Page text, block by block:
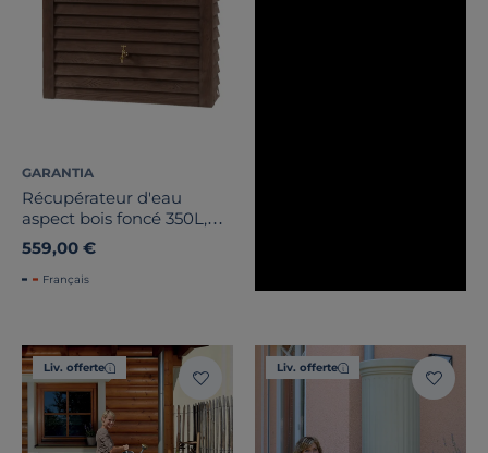
GARANTIA
Récupérateur d'eau
aspect bois foncé 350L,
Woody
559,00 €
Français
Liv. offerte Liv. offerte